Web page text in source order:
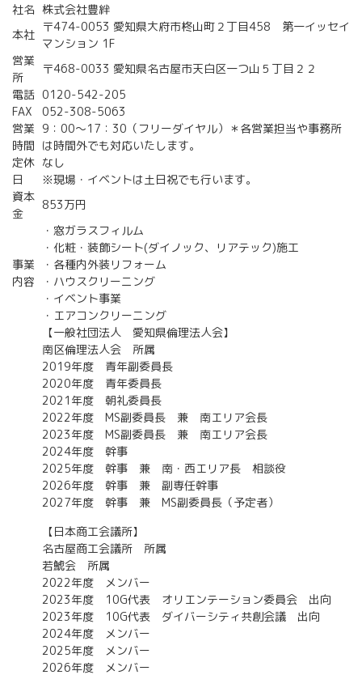
社名 株式会社豊絆
本社
〒474-0053 愛知県大府市柊山町２丁目458 第一イッセイ
マンション 1F
営業
所
〒468-0033 愛知県名古屋市天白区一つ山５丁目２２
電話 0120-542-205
FAX
052-308-5063
営業
時間
9：00～17：30（フリーダイヤル）＊各営業担当や事務所
は時間外でも対応いたします。
定休
日
なし
※現場・イベントは土日祝でも行います。
資本
金
853万円
事業
内容
・窓ガラスフィルム
・化粧・装飾シート(ダイノック、リアテック)施工
・各種内外装リフォーム
・ハウスクリーニング
・イベント事業
・エアコンクリーニング
【一般社団法人 愛知県倫理法人会】
南区倫理法人会 所属
2019年度 青年副委員長
2020年度 青年委員長
2021年度 朝礼委員長
2022年度 MS副委員長 兼 南エリア会長
2023年度 MS副委員長 兼 南エリア会長
2024年度 幹事
2025年度 幹事 兼 南・西エリア長 相談役
2026年度 幹事 兼 副専任幹事
2027年度 幹事 兼 MS副委員長（予定者）
【日本商工会議所】
名古屋商工会議所 所属
若鯱会 所属
2022年度 メンバー
2023年度 10G代表 オリエンテーション委員会 出向
2023年度 10G代表 ダイバーシティ共創会議 出向
2024年度 メンバー
2025年度 メンバー
2026年度 メンバー